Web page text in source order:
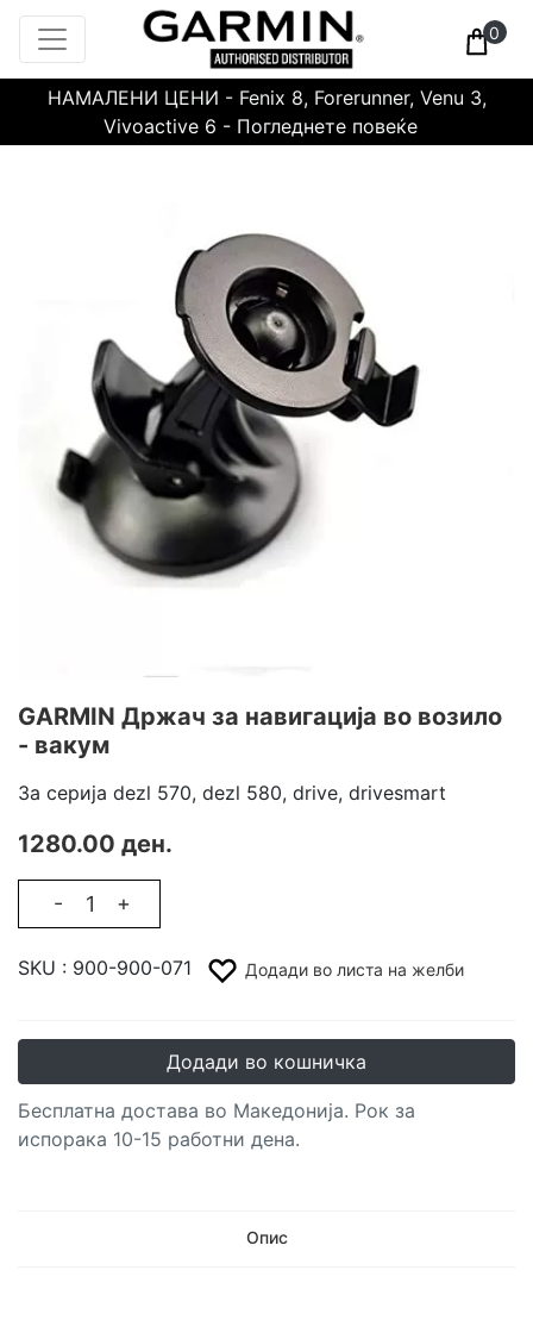
0
НАМАЛЕНИ ЦЕНИ - Fenix 8, Forerunner, Venu 3,
Vivoactive 6 - Погледнете повеќе
GARMIN Држач за навигација во возило
- вакум
За серија dezl 570, dezl 580, drive, drivesmart
1280.00 ден.
- +
SKU : 900-900-071 Додади во листа на желби
Додади во кошничка
Бесплатна достава во Македонија. Рок за
испорака 10-15 работни дена.
Опис